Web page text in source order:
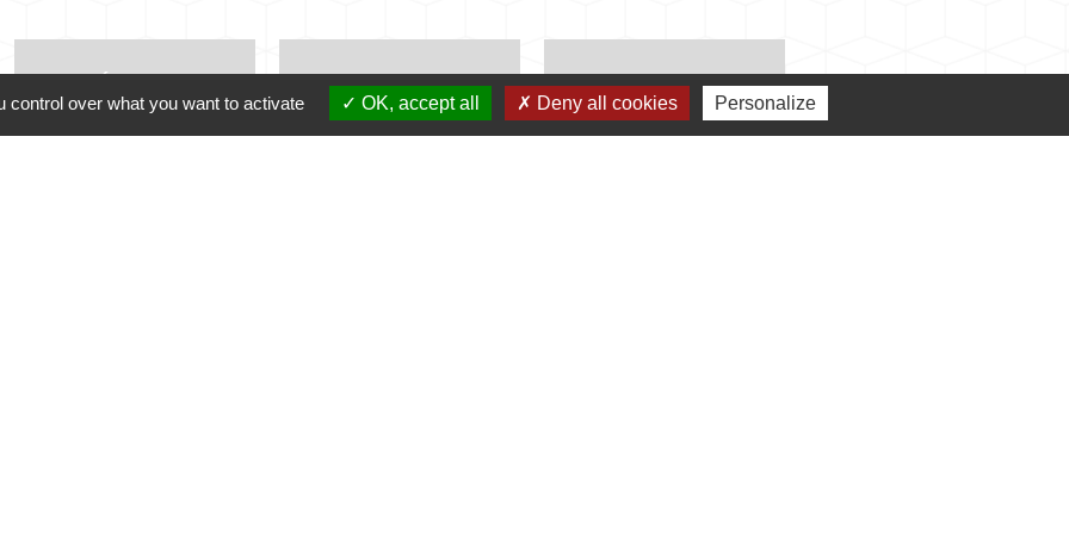
ADMINISTRATIVES
NUMÉROS UTILES PUBLICATIONS
over what you want to activate OK, accept all Deny all cookies Personalize